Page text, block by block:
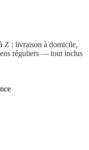
Z : livraison à domicile,
réguliers — tout inclus